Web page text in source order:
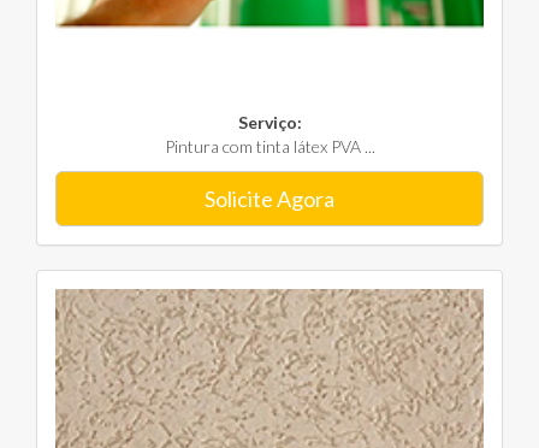
Serviço:
Pintura com tinta látex PVA ...
Solicite Agora